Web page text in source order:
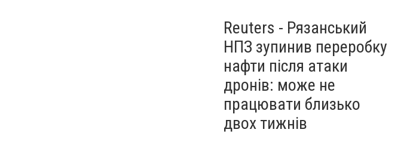
Reuters - Рязанський
НПЗ зупинив переробку
нафти після атаки
дронів: може не
працювати близько
двох тижнів